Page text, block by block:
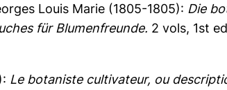
Louis Marie (1805-1805): Die
für Blumenfreunde. 2 vols, 1st
Le botaniste cultivateur, ou